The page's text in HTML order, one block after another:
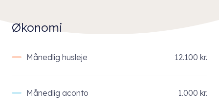
Økonomi
Månedlig husleje 12.100 kr.
Månedlig aconto 1.000 kr.